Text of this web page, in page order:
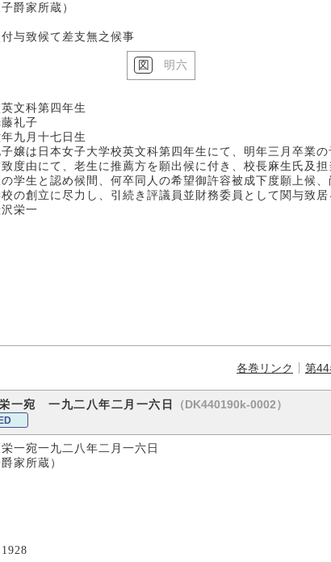
）
て差支無之候事
明六
四年生
日生
嬢は日本女子大学校英文科第四年生にて、明年三月卒業
度由にて、老生に推薦方を願出候に付き、校長麻生氏及
学生と認め候間、何卒同人の希望御許容被成下度願上候
の創立に尽力し、引続き評議員並財務委員として関与致
各巻リンク 第44
一宛 一九二八年二月一六日
（DK440190k-0002）
一宛一九二八年二月一六日
）